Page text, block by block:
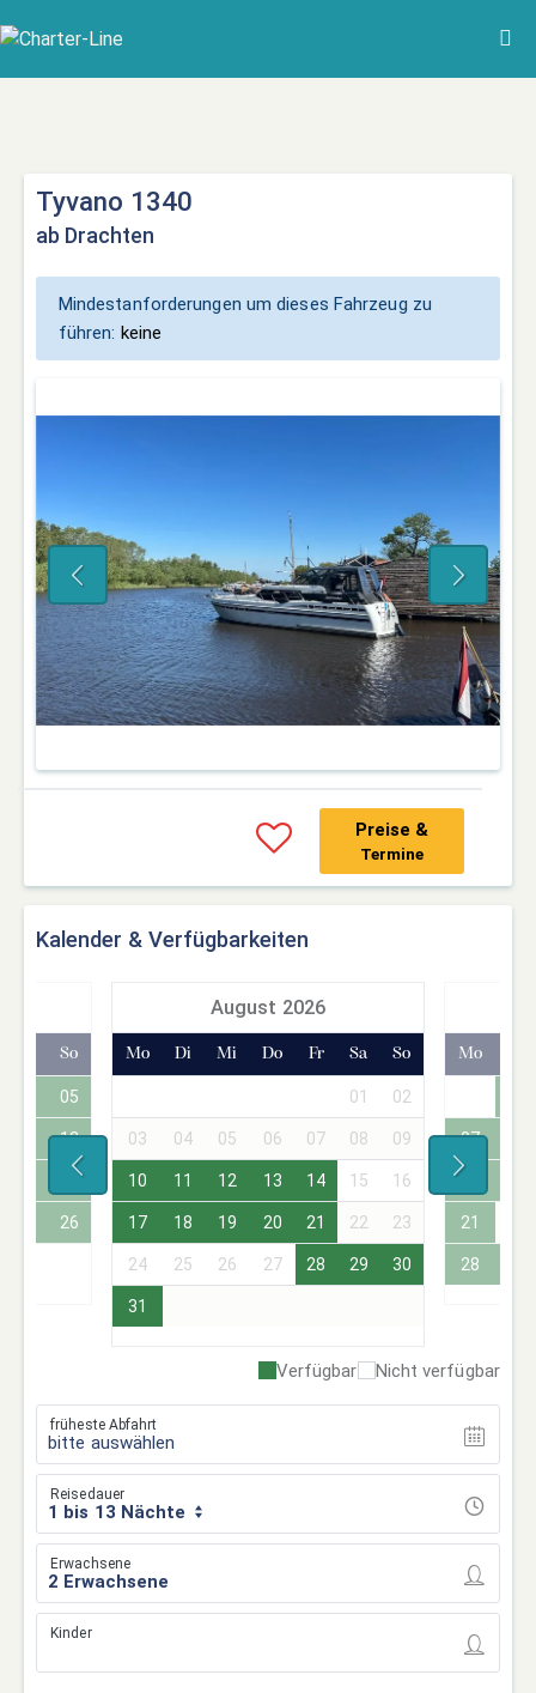
Tyvano 1340
ab Drachten
Mindestanforderungen um dieses Fahrzeug zu
führen: keine
Preise &
Termine
Kalender & Verfügbarkeiten
So
05
12
19
26
August 2026
Mo Di Mi Do Fr Sa So
01 02
03 04 05 06 07 08 09
10 11 12 13 14 15 16
17 18 19 20 21 22 23
24 25 26 27 28 29 30
31
Mo
07
21
28
Verfügbar Nicht verfügbar
früheste Abfahrt
bitte auswählen
Reisedauer
1 bis 13 Nächte
Erwachsene
Kinder